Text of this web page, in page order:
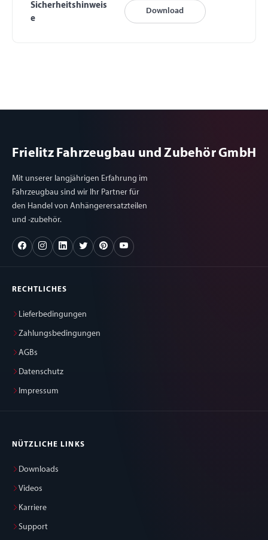
Sicherheitshinweis
e
Download
Frielitz Fahrzeugbau und Zubehör GmbH
Mit unserer langjährigen Erfahrung im
Fahrzeugbau sind wir Ihr Partner für
den Handel von Anhängerersatzteilen
und -zubehör.
RECHTLICHES
Lieferbedingungen
Zahlungsbedingungen
AGBs
Datenschutz
Impressum
NÜTZLICHE LINKS
Downloads
Videos
Karriere
Support